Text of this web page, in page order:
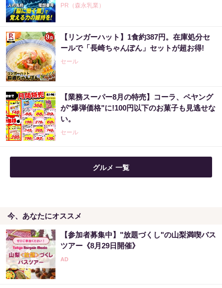
PR（森永乳業）
【リンガーハット】1食約387円。在庫処分セ
ールで「長崎ちゃんぽん」セットが超お得!
セール
【業務スーパー8月の特売】コーラ、ペヤング
が"爆弾価格"に!100円以下のお菓子も見逃せな
い。
セール
グルメ 一覧
今、あなたにオススメ
【参加者募集中】"放題づくし"の山梨満喫バス
ツアー《8月29日開催》